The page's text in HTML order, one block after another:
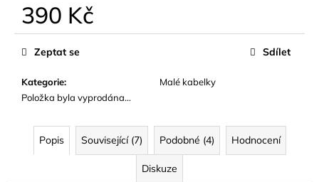
390 Kč
Měrná
cena:
Kategorie:
Malé kabelky
Položka byla vyprodána…
Zeptat se Sdílet
Popis Související (7) Podobné (4) Hodnocení
Diskuze